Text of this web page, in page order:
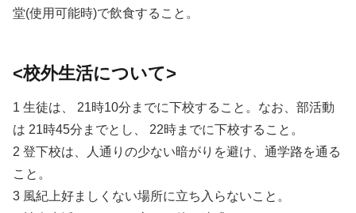
堂(使用可能時)で飲食すること。
<校外生活について>
1 生徒は、 21時10分までに下校すること。なお、部活動
は 21時45分までとし、 22時までに下校すること。
2 登下校は、人通りの少ない暗がりを避け、通学路を通る
こと。
3 風紀上好ましくない場所に立ち入らないこと。